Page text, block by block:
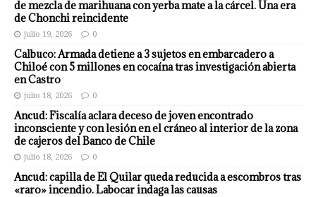
de mezcla de marihuana con yerba mate a la cárcel. Una era
de Chonchi reincidente
julio 19, 2026 0
Calbuco: Armada detiene a 3 sujetos en embarcadero a
Chiloé con 5 millones en cocaína tras investigación abierta
en Castro
julio 18, 2026 0
Ancud: Fiscalía aclara deceso de joven encontrado
inconsciente y con lesión en el cráneo al interior de la zona
de cajeros del Banco de Chile
julio 18, 2026 0
Ancud: capilla de El Quilar queda reducida a escombros tras
«raro» incendio. Labocar indaga las causas